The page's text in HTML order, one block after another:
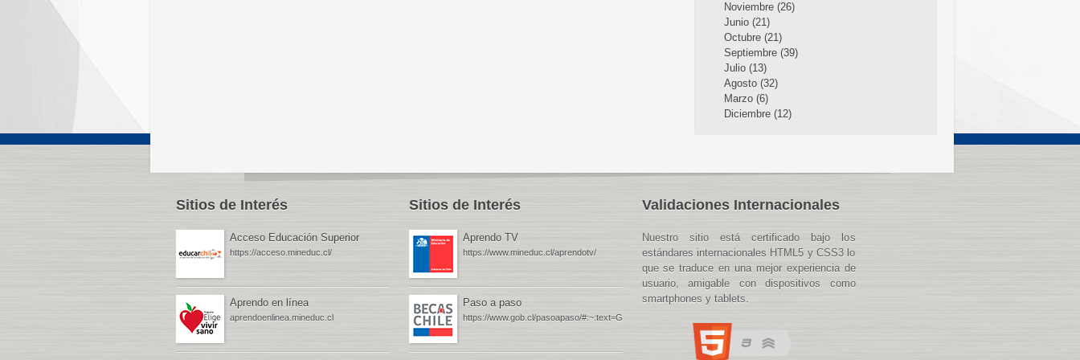
Noviembre (26)
Junio (21)
Octubre (21)
Septiembre (39)
Julio (13)
Agosto (32)
Marzo (6)
Diciembre (12)
Sitios de Interés
Acceso Educación Superior
https://acceso.mineduc.cl/
Aprendo en línea
aprendoenlinea.mineduc.cl
Sitios de Interés
Aprendo TV
https://www.mineduc.cl/aprendotv/
Paso a paso
https://www.gob.cl/pasoapaso/
Validaciones Internacionales
Nuestro sitio está certificado bajo los
estándares internacionales HTML5 y CSS3 lo
que se traduce en una mejor experiencia de
usuario, amigable con dispositivos como
smartphones y tablets.